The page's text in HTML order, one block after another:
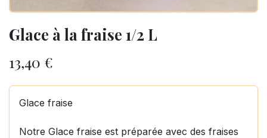
Glace à la fraise 1/2 L
13,40 €
Glace fraise
Notre Glace fraise est préparée avec des fraises